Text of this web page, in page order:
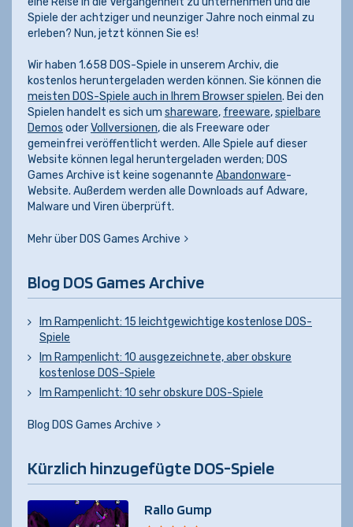
Spiele der achtziger und neunziger Jahre noch einmal zu
erleben? Nun, jetzt können Sie es!
Wir haben 1.658 DOS-Spiele in unserem Archiv, die
kostenlos heruntergeladen werden können. Sie können die
meisten DOS-Spiele auch in Ihrem Browser spielen. Bei den
Spielen handelt es sich um shareware, freeware,spielbare
Demos oderVollversionen, die als Freeware oder
gemeinfrei veröffentlicht werden. Alle Spiele auf dieser
Website können legal heruntergeladen werden; DOS
Games Archive ist keine sogenannte Abandonware-
Website. Außerdem werden alle Downloads auf Adware,
Malware und Viren überprüft.
Mehr über DOS Games Archive
Blog DOS Games Archive
Im Rampenlicht: 15 leichtgewichtige kostenlose DOS-
Spiele
Im Rampenlicht: 10 ausgezeichnete, aber obskure
kostenlose DOS-Spiele
Im Rampenlicht: 10 sehr obskure DOS-Spiele
Blog DOS Games Archive
Kürzlich hinzugefügte DOS-Spiele
Rallo Gump